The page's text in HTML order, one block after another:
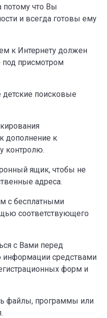
потому что Вы
и всегда готовы ему
к Интернету должен
под присмотром
детские поисковые
дополнение к
контролю.
ящик, чтобы не
адреса.
с бесплатными
соответствующего
с Вами перед
информации средствами
форм и
файлы, программы или